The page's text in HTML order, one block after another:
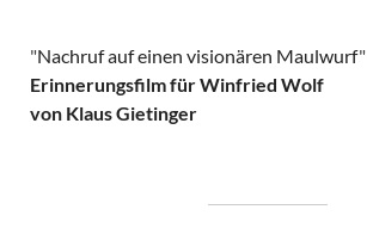
"Nachruf auf einen visionären Maulwurf"
Erinnerungsfilm für Winfried Wolf
von Klaus Gietinger